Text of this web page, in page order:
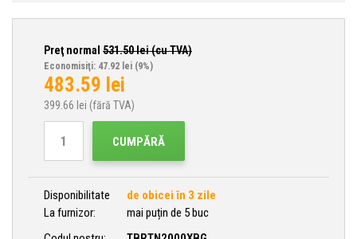
Preţ normal 531.50lei (cu TVA)
Economisiţi: 47.92 lei (9%)
483.59 lei
399.66 lei (fără TVA)
CUMPĂRĂ
Disponibilitate
de obicei în 3 zile
La furnizor:
mai puțin de 5 buc